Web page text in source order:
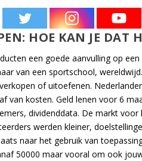
HOE KAN JE DAT
een goede aanvulling op
van een sportschool,
of uitoefenen.
van kosten. Geld lenen voor 6
dividenddata. De markt
werden kleiner,
naar het gebruik van
50000 maar vooral om ook